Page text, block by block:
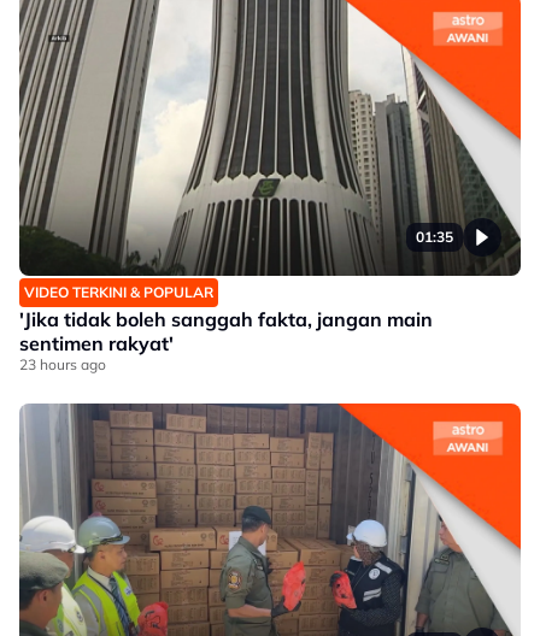
01:35
VIDEO TERKINI & POPULAR
'Jika tidak boleh sanggah fakta, jangan main
sentimen rakyat'
23 hours ago